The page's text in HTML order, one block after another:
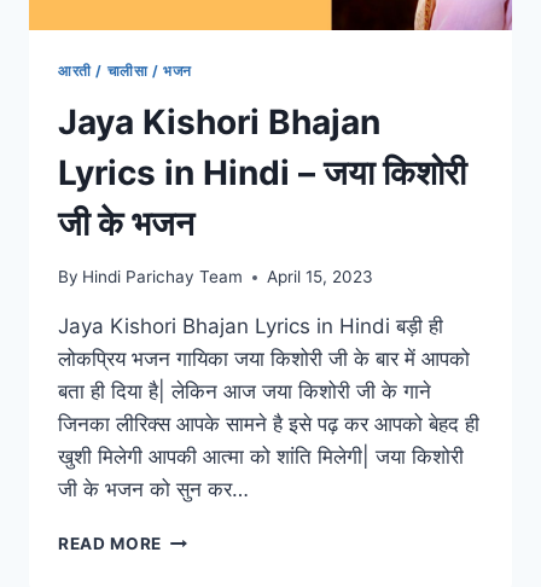
जी
आरती / चालीसा / भजन
Jaya Kishori Bhajan
Lyrics in Hindi – जया किशोरी
जी के भजन
By Hindi Parichay Team April 15, 2023
Jaya Kishori Bhajan Lyrics in Hindi बड़ी ही
लोकप्रिय भजन गायिका जया किशोरी जी के बार में आपको
बता ही दिया है| लेकिन आज जया किशोरी जी के गाने
जिनका लीरिक्स आपके सामने है इसे पढ़ कर आपको बेहद ही
खुशी मिलेगी आपकी आत्मा को शांति मिलेगी| जया किशोरी
जी के भजन को सुन कर…
READ MORE JAYA